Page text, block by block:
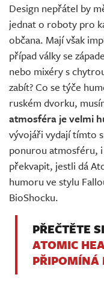
Design nepřátel by
jednat o roboty pro
občana. Mají však
případ války se
nebo mixéry s
zabít? Co se týče
ruském dvorku,
atmosféra je velmi
vývojáři vydají tímto
ponurou atmosféru,
překvapit, jestli dá
humoru ve stylu
BioShocku.
PŘEČTĚTE
ATOMIC
PŘIPOMÍNÁ